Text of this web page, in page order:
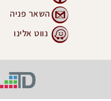
השאר פניה
נווט אלינו